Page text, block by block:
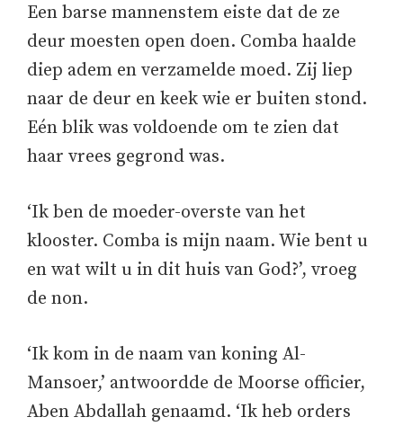
Een barse mannenstem eiste dat de ze
deur moesten open doen. Comba haalde
diep adem en verzamelde moed. Zij liep
naar de deur en keek wie er buiten stond.
Eén blik was voldoende om te zien dat
haar vrees gegrond was.
‘Ik ben de moeder-overste van het
klooster. Comba is mijn naam. Wie bent u
en wat wilt u in dit huis van God?’, vroeg
de non.
‘Ik kom in de naam van koning Al-
Mansoer,’ antwoordde de Moorse officier,
Aben Abdallah genaamd. ‘Ik heb orders